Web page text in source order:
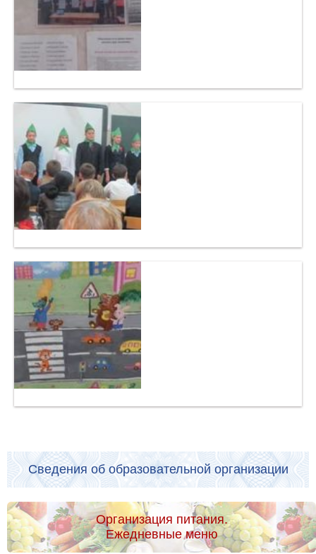
Сведения об образовательной организации
Организация питания.
Ежедневные меню